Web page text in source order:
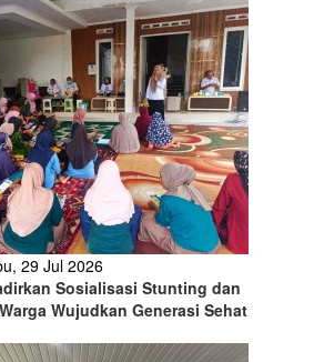
29 Jul 2026
Sosialisasi Stunting dan
Wujudkan Generasi Sehat